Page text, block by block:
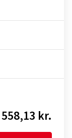
558,13 kr.